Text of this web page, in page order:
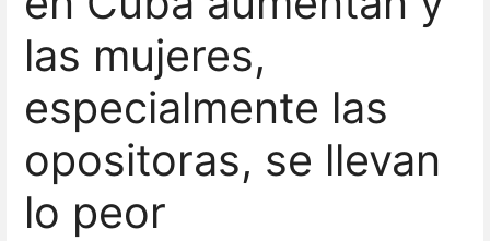
las mujeres,
especialmente las
opositoras, se llevan
lo peor